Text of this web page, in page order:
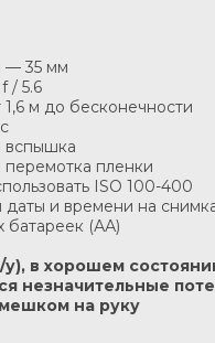
— 35 мм
/ 5.6
1,6 м до бесконечности
вспышка
перемотка пленки
ISO 100-400
даты и времени на
батареек (АА)
в хорошем
незначительные
на руку